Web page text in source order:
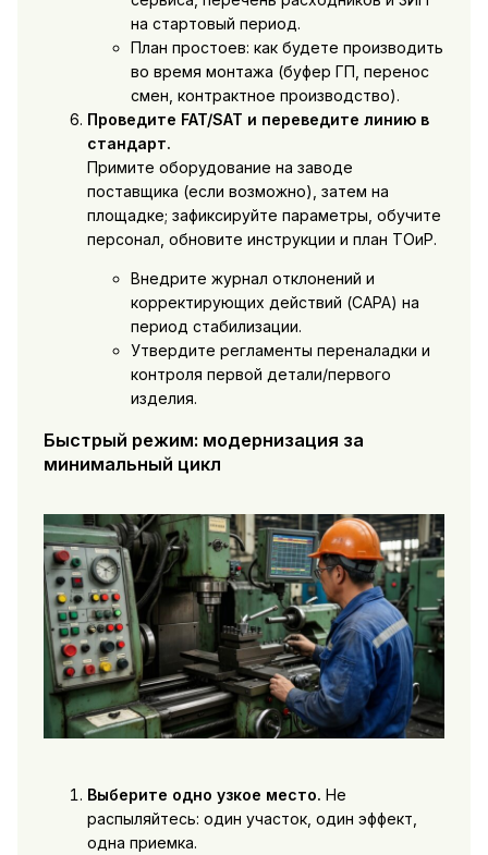
на стартовый период.
План простоев: как будете производить
во время монтажа (буфер ГП, перенос
смен, контрактное производство).
Проведите FAT/SAT и переведите линию в
стандарт.
Примите оборудование на заводе
поставщика (если возможно), затем на
площадке; зафиксируйте параметры, обучите
персонал, обновите инструкции и план ТОиР.
Внедрите журнал отклонений и
корректирующих действий (CAPA) на
период стабилизации.
Утвердите регламенты переналадки и
контроля первой детали/первого
изделия.
Быстрый режим: модернизация за
минимальный цикл
Выберите одно узкое место. Не
распыляйтесь: один участок, один эффект,
одна приемка.